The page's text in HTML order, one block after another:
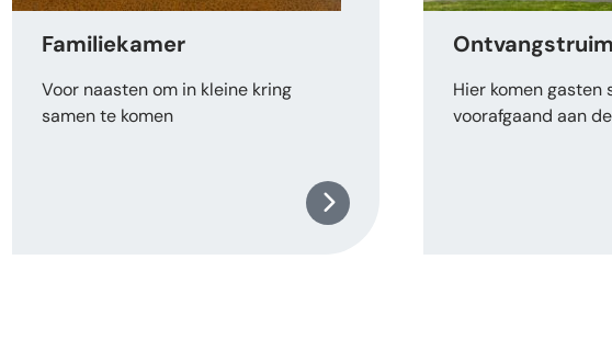
Familiekamer
Voor naasten om in kleine kring
samen te komen
Hier komen gasten
voorafgaand aan